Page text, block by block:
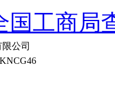
国工商局
公司